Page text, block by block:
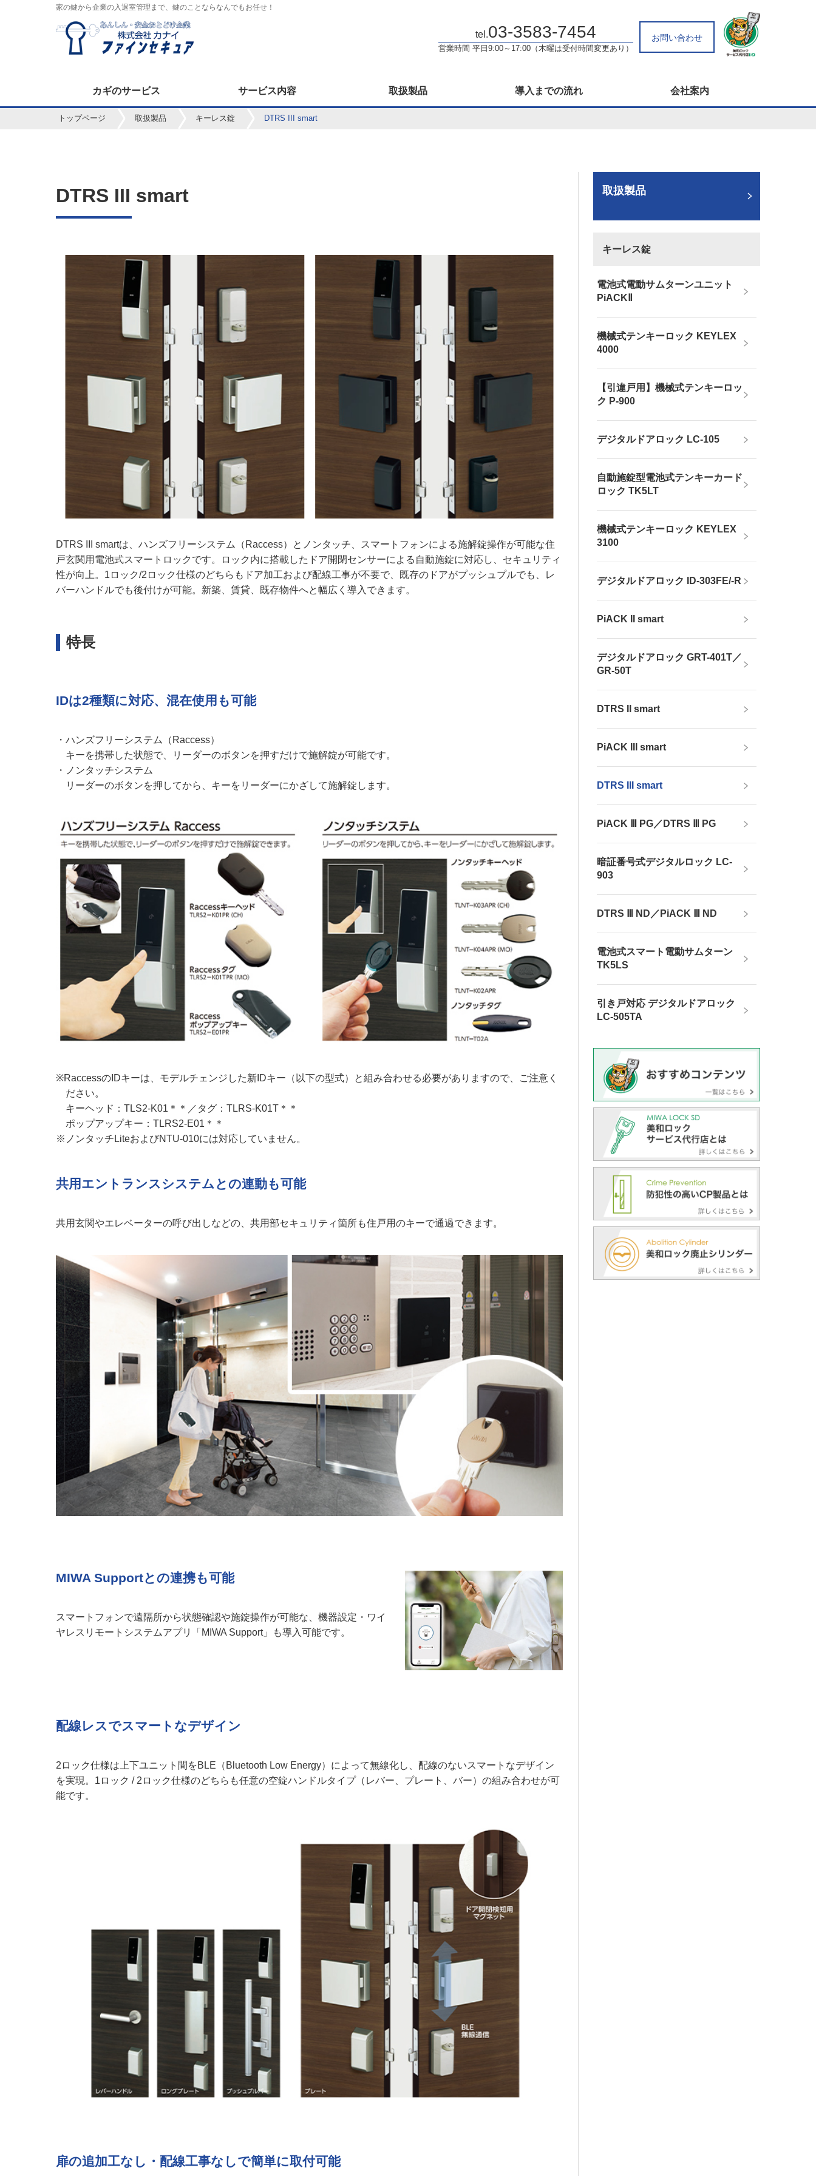
家の鍵から企業の入退室管理まで、鍵のことならなんでもお任せ！
tel.03-3583-7454
営業時間 平日9:00～17:00（木曜は受付時間変更あり）
お問い合わせ
カギのサービス サービス内容 取扱製品 導入までの流れ 会社案内
トップページ 取扱製品 キーレス錠 DTRS III smart
DTRS III smart
DTRS III smartは、ハンズフリーシステム（Raccess）とノンタッチ、スマートフォンによる施解錠操作が可能な住
戸玄関用電池式スマートロックです。ロック内に搭載したドア開閉センサーによる自動施錠に対応し、セキュリティ
性が向上。1ロック/2ロック仕様のどちらもドア加工および配線工事が不要で、既存のドアがプッシュプルでも、レ
バーハンドルでも後付けが可能。新築、賃貸、既存物件へと幅広く導入できます。
特長
IDは2種類に対応、混在使用も可能
・ハンズフリーシステム（Raccess）
キーを携帯した状態で、リーダーのボタンを押すだけで施解錠が可能です。
・ノンタッチシステム
リーダーのボタンを押してから、キーをリーダーにかざして施解錠します。
※RaccessのIDキーは、モデルチェンジした新IDキー（以下の型式）と組み合わせる必要がありますので、ご注意く
ださい。
キーヘッド：TLS2-K01＊＊／タグ：TLRS-K01T＊＊
ポップアップキー：TLRS2-E01＊＊
※ノンタッチLiteおよびNTU-010には対応していません。
共用エントランスシステムとの連動も可能
共用玄関やエレベーターの呼び出しなどの、共用部セキュリティ箇所も住戸用のキーで通過できます。
MIWA Supportとの連携も可能
スマートフォンで遠隔所から状態確認や施錠操作が可能な、機器設定・ワイ
ヤレスリモートシステムアプリ「MIWA Support」も導入可能です。
配線レスでスマートなデザイン
2ロック仕様は上下ユニット間をBLE（Bluetooth Low Energy）によって無線化し、配線のないスマートなデザイン
を実現。1ロック / 2ロック仕様のどちらも任意の空錠ハンドルタイプ（レバー、プレート、バー）の組み合わせが可
能です。
扉の追加工なし・配線工事なしで簡単に取付可能
取扱製品
キーレス錠
電池式電動サムターンユニット
PiACKⅡ
機械式テンキーロック KEYLEX
4000
【引違戸用】機械式テンキーロッ
ク P-900
デジタルドアロック LC-105
自動施錠型電池式テンキーカード
ロック TK5LT
機械式テンキーロック KEYLEX
3100
デジタルドアロック ID-303FE/-R
PiACK II smart
デジタルドアロック GRT-401T／
GR-50T
DTRS II smart
PiACK III smart
DTRS III smart
PiACK Ⅲ PG／DTRS Ⅲ PG
暗証番号式デジタルロック LC-
903
DTRS Ⅲ ND／PiACK Ⅲ ND
電池式スマート電動サムターン
TK5LS
引き戸対応 デジタルドアロック
LC-505TA